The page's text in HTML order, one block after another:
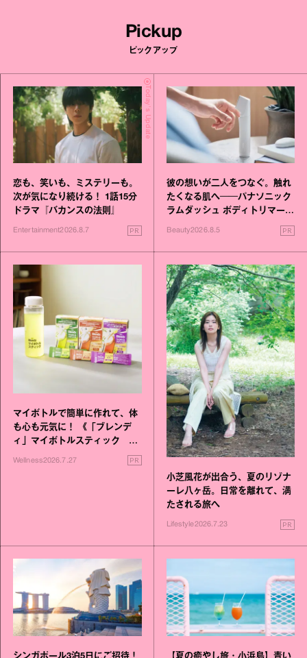
Pickup
ピックアップ
Today's Update
恋も、笑いも、ミステリーも。
次が気になり続ける！ 1話15分
ドラマ『バカンスの法則』
Entertainment2026.8.7 PR
彼の想いが二人をつなぐ。触れ
たくなる肌へ──パナソニック
ラムダッシュ ボディトリマーが
Beauty2026.8.5 PR
マイボトルで簡単に作れて、体
も心も元気に！ 《「ブレンデ
ィ」マイボトルスティック い
いこと毎日》シリーズが誕生
Wellness2026.7.27 PR
小芝風花が出合う、夏のリゾナ
ーレ八ヶ岳。日常を離れて、満
たされる旅へ
Lifestyle2026.7.23 PR